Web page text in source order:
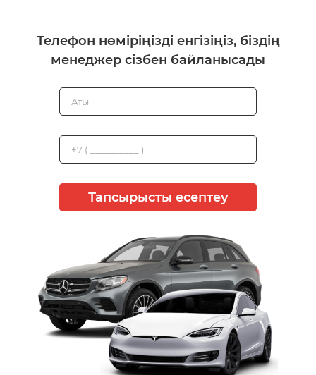
Телефон нөміріңізді енгізіңіз, біздің
менеджер сізбен байланысады
Тапсырысты есептеу